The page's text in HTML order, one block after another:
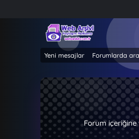
Yeni mesajlar Forumlarda ara
Forum